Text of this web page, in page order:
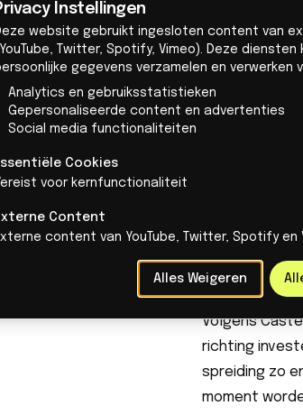
Van
Whispp
De
fase bleek
license
je
afgelopen
Whispp
zijn daar nog
beschermen,
de perceptie
voorbereid
Volgens
richting
spreiding zo
moment
Instellingen
website gebruikt ingesloten content van
Twitter, Spotify, Vimeo). Deze diensten
gegevens verzamelen en verwerken
Analytics en gebruiksstatistieken
Gepersonaliseerde content en advertenties
Social media functionaliteiten
Cookies
voor kernfunctionaliteit
Content
content van YouTube, Twitter, Spotify en
Alles Weigeren